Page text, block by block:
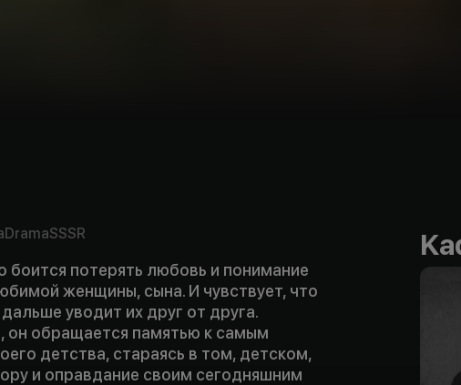
DramaSSSR
боится потерять любовь и понимание
женщины, сына. И чувствует, что
уводит их друг от друга.
он обращается памятью к самым
детства, стараясь в том, детском,
и оправдание своим сегодняшним